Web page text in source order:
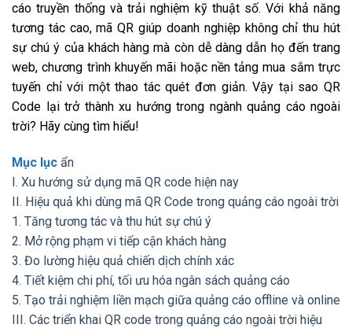
cáo truyền thống và trải nghiệm kỹ thuật số. Với khả năng
tương tác cao, mã QR giúp doanh nghiệp không chỉ thu hút
sự chú ý của khách hàng mà còn dễ dàng dẫn họ đến trang
web, chương trình khuyến mãi hoặc nền tảng mua sắm trực
tuyến chỉ với một thao tác quét đơn giản. Vậy tại sao QR
Code lại trở thành xu hướng trong ngành quảng cáo ngoài
trời? Hãy cùng tìm hiểu!
Mục lục ẩn
I. Xu hướng sử dụng mã QR code hiện nay
II. Hiệu quả khi dùng mã QR Code trong quảng cáo ngoài trời
1. Tăng tương tác và thu hút sự chú ý
2. Mở rộng phạm vi tiếp cận khách hàng
3. Đo lường hiệu quả chiến dịch chính xác
4. Tiết kiệm chi phí, tối ưu hóa ngân sách quảng cáo
5. Tạo trải nghiệm liền mạch giữa quảng cáo offline và online
III. Các triển khai QR code trong quảng cáo ngoài trời hiệu